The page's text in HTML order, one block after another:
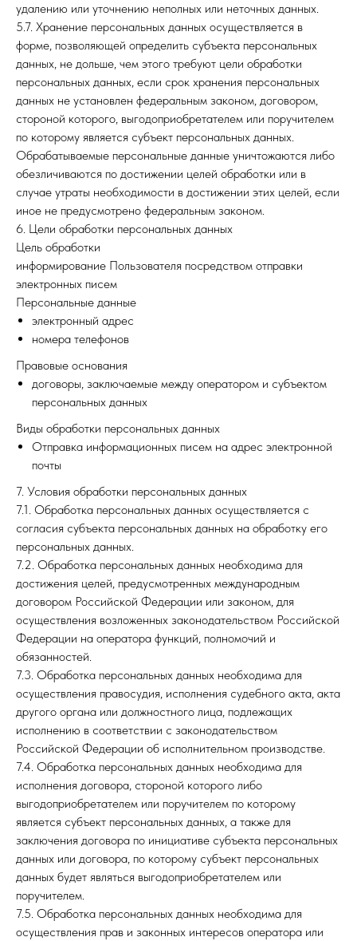
удалению или уточнению неполных или неточных данных.
5.7. Хранение персональных данных осуществляется в
форме, позволяющей определить субъекта персональных
данных, не дольше, чем этого требуют цели обработки
персональных данных, если срок хранения персональных
данных не установлен федеральным законом, договором,
стороной которого, выгодоприобретателем или поручителем
по которому является субъект персональных данных.
Обрабатываемые персональные данные уничтожаются либо
обезличиваются по достижении целей обработки или в
случае утраты необходимости в достижении этих целей, если
иное не предусмотрено федеральным законом.
6. Цели обработки персональных данных
Цель обработки
информирование Пользователя посредством отправки
электронных писем
Персональные данные
электронный адрес
номера телефонов
Правовые основания
договоры, заключаемые между оператором и субъектом
персональных данных
Виды обработки персональных данных
Отправка информационных писем на адрес электронной
почты
7. Условия обработки персональных данных
7.1. Обработка персональных данных осуществляется с
согласия субъекта персональных данных на обработку его
персональных данных.
7.2. Обработка персональных данных необходима для
достижения целей, предусмотренных международным
договором Российской Федерации или законом, для
осуществления возложенных законодательством Российской
Федерации на оператора функций, полномочий и
обязанностей.
7.3. Обработка персональных данных необходима для
осуществления правосудия, исполнения судебного акта, акта
другого органа или должностного лица, подлежащих
исполнению в соответствии с законодательством
Российской Федерации об исполнительном производстве.
7.4. Обработка персональных данных необходима для
исполнения договора, стороной которого либо
выгодоприобретателем или поручителем по которому
является субъект персональных данных, а также для
заключения договора по инициативе субъекта персональных
данных или договора, по которому субъект персональных
данных будет являться выгодоприобретателем или
поручителем.
7.5. Обработка персональных данных необходима для
осуществления прав и законных интересов оператора или